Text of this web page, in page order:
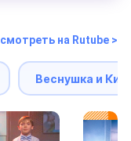
смотреть на Rutube >
Веснушка и